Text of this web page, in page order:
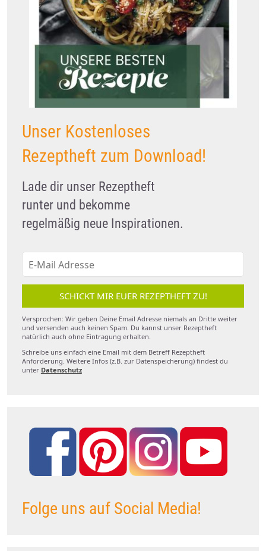
Unser Kostenloses
Rezeptheft zum Download!
Lade dir unser Rezeptheft
runter und bekomme
regelmäßig neue Inspirationen.
SCHICKT MIR EUER REZEPTHEFT ZU!
Versprochen: Wir geben Deine Email Adresse niemals an Dritte weiter
und versenden auch keinen Spam. Du kannst unser Rezeptheft
natürlich auch ohne Eintragung erhalten.
Schreibe uns einfach eine Email mit dem Betreff Rezeptheft
Anforderung. Weitere Infos (z.B. zur Datenspeicherung) findest du
unter Datenschutz
Folge uns auf Social Media!